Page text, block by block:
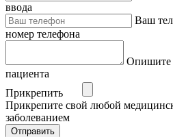
ввода
Ваш
номер телефона
Опишите
пациента
Прикрепить
Прикрепите свой любой
заболеванием
Отправить